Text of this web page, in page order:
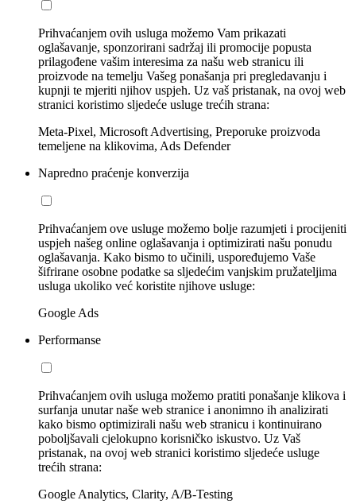
Prihvaćanjem ovih usluga možemo Vam prikazati
oglašavanje, sponzorirani sadržaj ili promocije popusta
prilagođene vašim interesima za našu web stranicu ili
proizvode na temelju Vašeg ponašanja pri pregledavanju i
kupnji te mjeriti njihov uspjeh. Uz vaš pristanak, na ovoj web
stranici koristimo sljedeće usluge trećih strana:
Meta-Pixel, Microsoft Advertising, Preporuke proizvoda
temeljene na klikovima, Ads Defender
Napredno praćenje konverzija
Prihvaćanjem ove usluge možemo bolje razumjeti i procijeniti
uspjeh našeg online oglašavanja i optimizirati našu ponudu
oglašavanja. Kako bismo to učinili, uspoređujemo Vaše
šifrirane osobne podatke sa sljedećim vanjskim pružateljima
usluga ukoliko već koristite njihove usluge:
Google Ads
Performanse
Prihvaćanjem ovih usluga možemo pratiti ponašanje klikova i
surfanja unutar naše web stranice i anonimno ih analizirati
kako bismo optimizirali našu web stranicu i kontinuirano
poboljšavali cjelokupno korisničko iskustvo. Uz Vaš
pristanak, na ovoj web stranici koristimo sljedeće usluge
trećih strana:
Google Analytics, Clarity, A/B-Testing